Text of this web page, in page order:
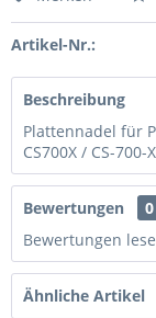
Artikel-Nr.:
Beschreibung
Plattennadel für
CS700X / CS-700-
Bewertungen
0
Bewertungen
Ähnliche Artikel